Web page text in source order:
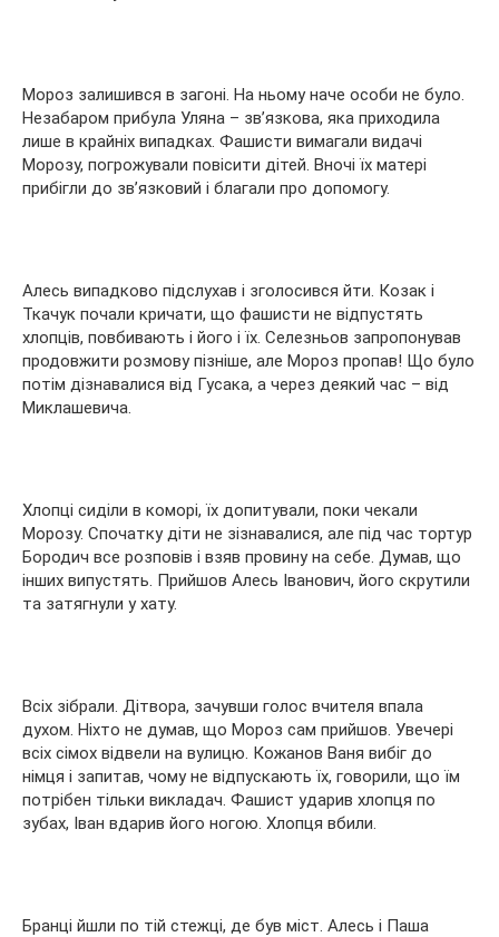
Мороз залишився в загоні. На ньому наче особи не було.
Незабаром прибула Уляна – зв’язкова, яка приходила
лише в крайніх випадках. Фашисти вимагали видачі
Морозу, погрожували повісити дітей. Вночі їх матері
прибігли до зв’язковий і благали про допомогу.
Алесь випадково підслухав і зголосився йти. Козак і
Ткачук почали кричати, що фашисти не відпустять
хлопців, повбивають і його і їх. Селезньов запропонував
продовжити розмову пізніше, але Мороз пропав! Що було
потім дізнавалися від Гусака, а через деякий час – від
Миклашевича.
Хлопці сиділи в коморі, їх допитували, поки чекали
Морозу. Спочатку діти не зізнавалися, але під час тортур
Бородич все розповів і взяв провину на себе. Думав, що
інших випустять. Прийшов Алесь Іванович, його скрутили
та затягнули у хату.
Всіх зібрали. Дітвора, зачувши голос вчителя впала
духом. Ніхто не думав, що Мороз сам прийшов. Увечері
всіх сімох відвели на вулицю. Кожанов Ваня вибіг до
німця і запитав, чому не відпускають їх, говорили, що їм
потрібен тільки викладач. Фашист ударив хлопця по
зубах, Іван вдарив його ногою. Хлопця вбили.
Бранці йшли по тій стежці, де був міст. Алесь і Паша